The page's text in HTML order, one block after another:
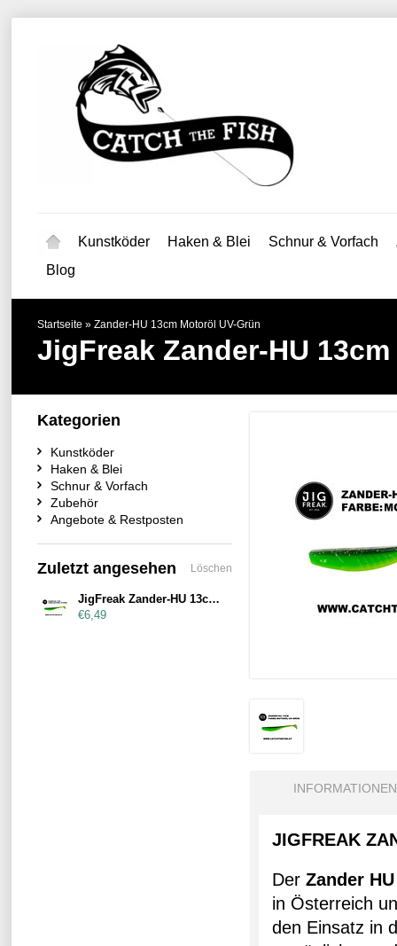
Kunstköder Haken & Blei Schnur & Vorfach
Blog
Startseite » Zander-HU 13cm Motoröl UV-Grün
JigFreak Zander-HU
INFORMATIONEN
JIGFREAK
Der Zander HU
in Österreich
den Einsatz in
Kategorien
Kunstköder
Haken & Blei
Schnur & Vorfach
Zubehör
Angebote & Restposten
Zuletzt angesehen Löschen
JigFreak Zander-HU 13cm Motoröl UV-Grün
€6,49